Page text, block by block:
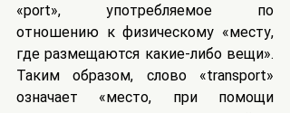
«port», употребляемое по
отношению к физическому «месту,
где размещаются какие-либо вещи».
Таким образом, слово «transport»
означает «место, при помощи